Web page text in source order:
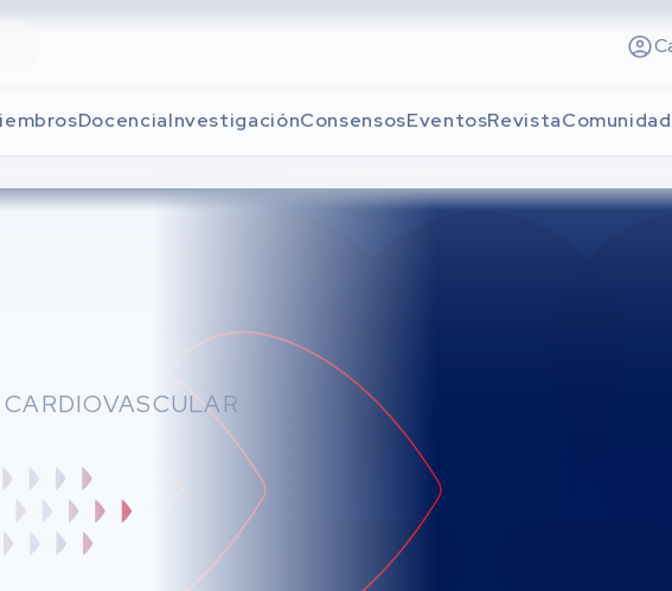
DocenciaInvestigaciónConsensosEventosRevistaComunidad